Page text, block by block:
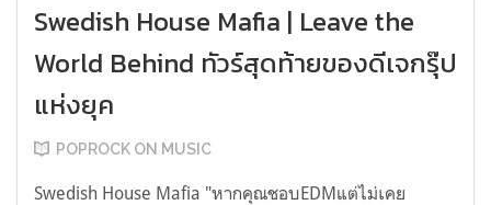
Swedish House Mafia | Leave the
World Behind ทัวร์สุดท้ายของดีเจกรุ๊ป
แห่งยุค
POPROCK ON MUSIC
Swedish House Mafia "หากคุณชอบEDMแต่ไม่เคย